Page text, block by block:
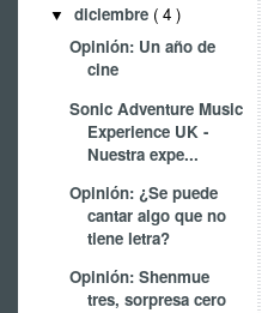
▼ diciembre ( 4 )
Opinión: Un año de
cine
Sonic Adventure Music
Experience UK -
Nuestra expe...
Opinión: ¿Se puede
cantar algo que no
tiene letra?
Opinión: Shenmue
tres, sorpresa cero